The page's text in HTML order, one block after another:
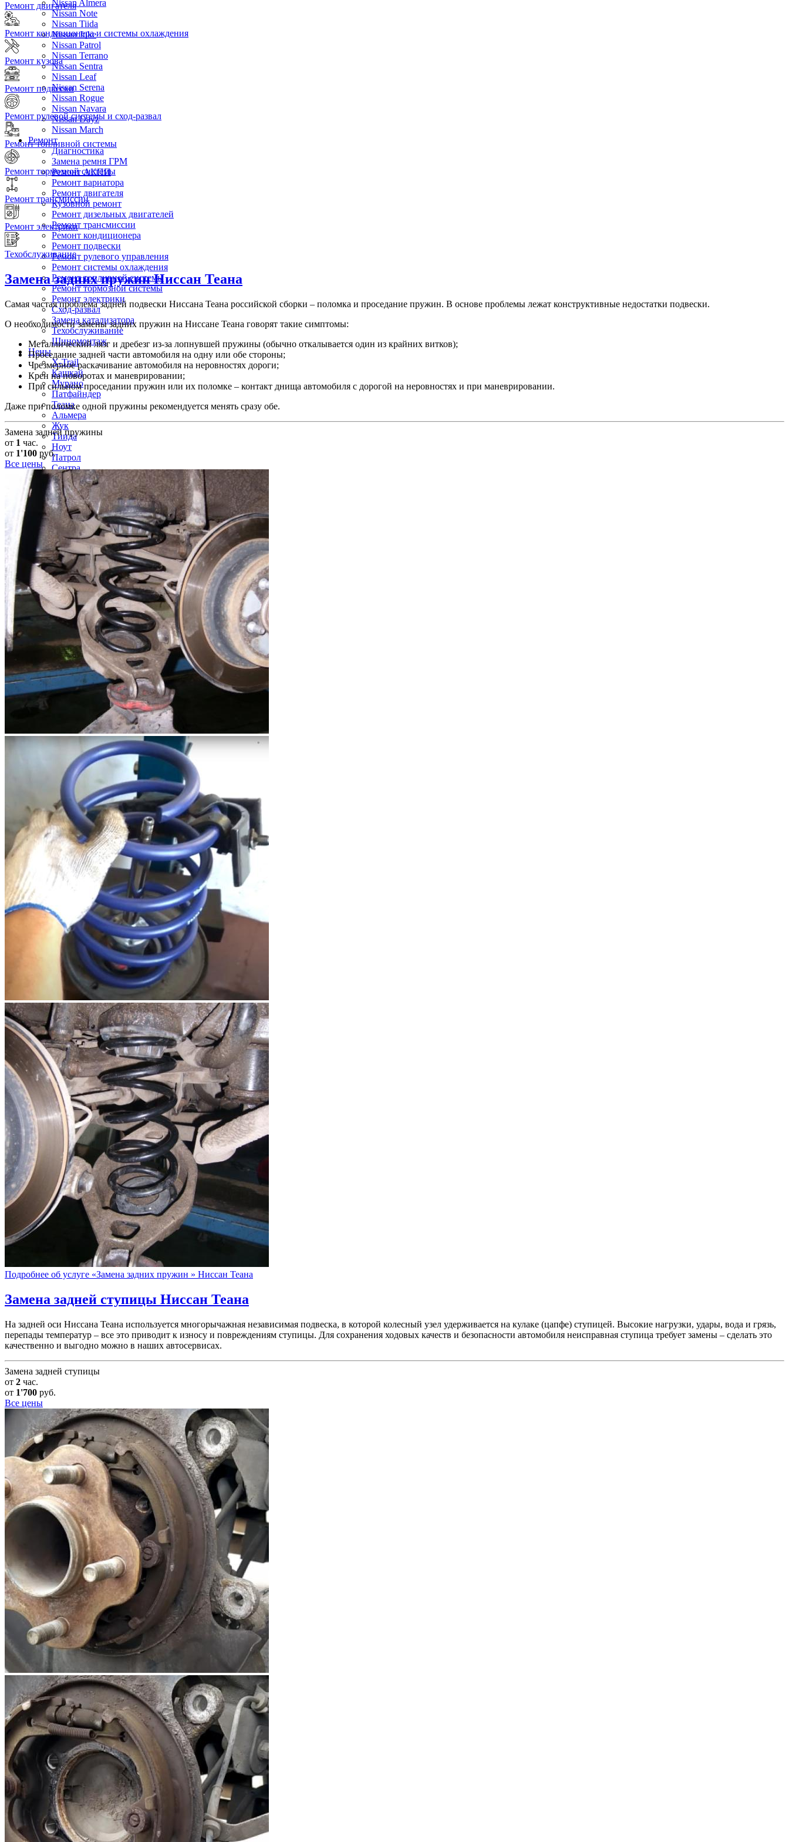
Nissan Almera
Nissan Note
Nissan Tiida
Nissan Juke
Nissan Patrol
Nissan Terrano
Nissan Sentra
Nissan Leaf
Nissan Serena
Nissan Rogue
Nissan Navara
Nissan Dayz
Nissan March
Ремонт
Диагностика
Замена ремня ГРМ
Ремонт АКПП
Ремонт вариатора
Ремонт двигателя
Кузовной ремонт
Ремонт дизельных двигателей
Ремонт трансмиссии
Ремонт кондиционера
Ремонт подвески
Ремонт рулевого управления
Ремонт системы охлаждения
Ремонт топливной системы
Ремонт тормозной системы
Ремонт электрики
Сход-развал
Замена катализатора
Техобслуживание
Шиномонтаж
Цены
X-Trail
Кашкай
Мурано
Патфайндер
Теана
Альмера
Жук
Тиида
Ноут
Патрол
Сентра
Террано
Серена
Контакты
Ремонт двигателя
Ремонт кондиционера и системы охлаждения
Ремонт кузова
Ремонт подвески
Ремонт рулевой системы и сход-развал
Ремонт топливной системы
Ремонт тормозной системы
Ремонт трансмиссии
Ремонт электрики
Техобслуживание
Замена задних пружинНиссан Теана
Самая частая проблема задней подвески Ниссана Теана российской сборки – поломка и проседание пружин. В основе проблемы лежат конструктивные недостатки подвески.
О необходимости замены задних пружин на Ниссане Теана говорят такие симптомы:
Металлический лязг и дребезг из-за лопнувшей пружины (обычно откалывается один из крайних витков);
Проседание задней части автомобиля на одну или обе стороны;
Чрезмерное раскачивание автомобиля на неровностях дороги;
Крен на поворотах и маневрировании;
При сильном проседании пружин или их поломке – контакт днища автомобиля с дорогой на неровностях и при маневрировании.
Даже при поломке одной пружины рекомендуется менять сразу обе.
Замена задней пружины
от 1 час.
от 1'100 руб.
Все цены
Подробнее об услуге «Замена задних пружин » Ниссан Теана
Замена задней ступицы Ниссан Теана
На задней оси Ниссана Теана используется многорычажная независимая подвеска, в которой колесный узел удерживается на кулаке (цапфе) ступицей. Высокие нагрузки, удары, вода и грязь,
перепады температур – все это приводит к износу и повреждениям ступицы. Для сохранения ходовых качеств и безопасности автомобиля неисправная ступица требует замены – сделать это
качественно и выгодно можно в наших автосервисах.
Замена задней ступицы
от 2 час.
от 1'700 руб.
Все цены